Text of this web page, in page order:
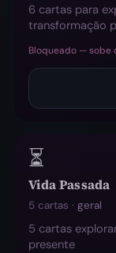
6 cartas para
transformação
Bloqueado — sobe
⏳
Vida Passada
5 cartas ·geral
5 cartas
presente